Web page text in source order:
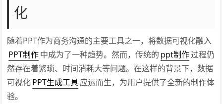
化
随着PPT作为商务沟通的主要工具之一，将数据可视化融入
PPT制作中成为了一种趋势。然而，传统的 ppt制作过程仍
然存在着繁琐、时间消耗大等问题。在这样的背景下，数据
可视化PPT生成工具应运而生，为用户提供了全新的制作体
验。